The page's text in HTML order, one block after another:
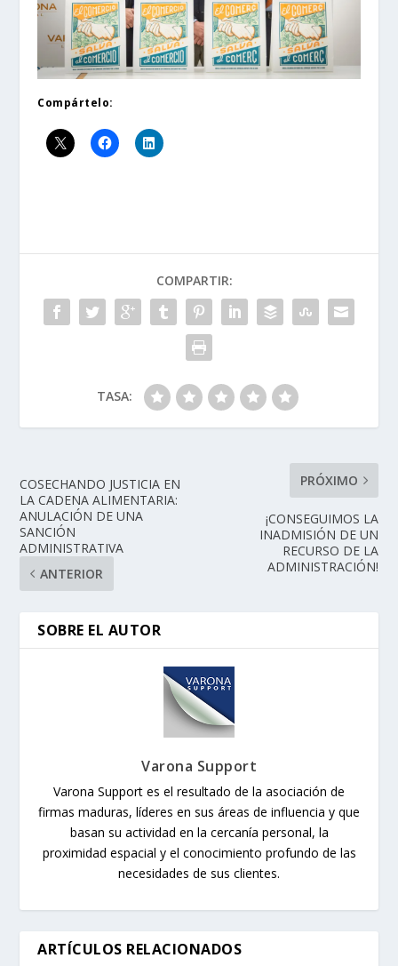
Compártelo:
COMPARTIR:
TASA:
COSECHANDO JUSTICIA EN
LA CADENA ALIMENTARIA:
ANULACIÓN DE UNA
SANCIÓN
ADMINISTRATIVA
ANTERIOR
PRÓXIMO
¡CONSEGUIMOS LA
INADMISIÓN DE UN
RECURSO DE LA
ADMINISTRACIÓN!
SOBRE EL AUTOR
Varona Support
Varona Support es el resultado de la asociación de
firmas maduras, líderes en sus áreas de influencia y que
basan su actividad en la cercanía personal, la
proximidad espacial y el conocimiento profundo de las
necesidades de sus clientes.
ARTÍCULOS RELACIONADOS